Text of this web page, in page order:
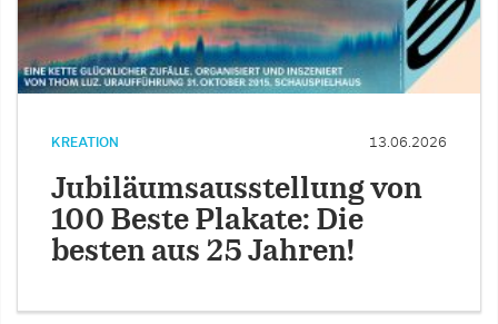
KREATION 13.06.2026
Jubiläumsausstellung von
100 Beste Plakate: Die
besten aus 25 Jahren!